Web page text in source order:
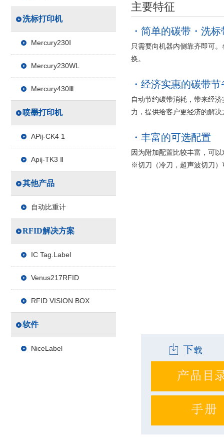
主要特征
简单的碳带・洗标
只需要向机器内侧靠齐即可
换。
经济实惠的碳带节
自动节约碳带消耗，带来经
力，提供给客户更经济的解决
丰富的可选配置
因为附加配置比较丰富，可
※切刀（冷刀，超声波切刀）
洗标打印机
Mercury230Ⅰ
Mercury230WL
Mercury430Ⅲ
喷墨打印机
APij-CK4 1
Apij-TK3 Ⅱ
其他产品
自动比重计
RFID解决方案
IC Tag.Label
Venus217RFID
RFID VISION BOX
软件
NiceLabel